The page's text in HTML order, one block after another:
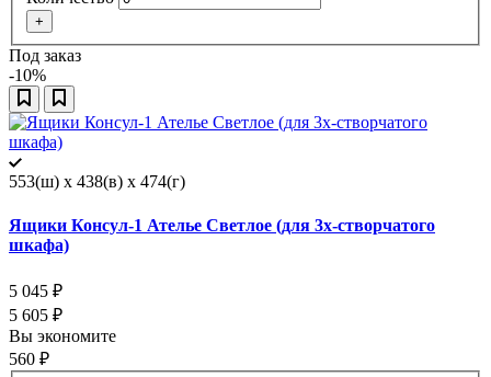
+
Под заказ
-10%
553(ш) x 438(в) x 474(г)
Ящики Консул-1 Ателье Светлое (для 3х-створчатого
шкафа)
5 045 ₽
5 605 ₽
Вы экономите
560 ₽